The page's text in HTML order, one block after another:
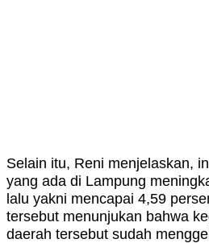
Selain itu, Reni menjelaskan,
yang ada di Lampung
lalu yakni mencapai 4,59
tersebut menunjukan bahwa
daerah tersebut sudah